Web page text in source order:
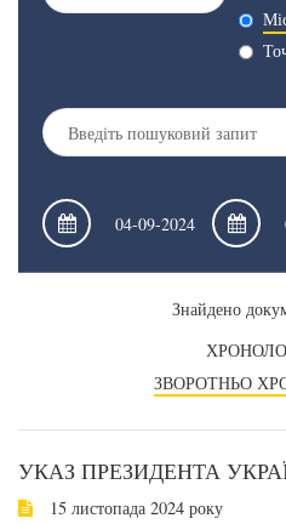
Знайдено
ЗВОРОТНЬО
УКАЗ ПРЕЗИДЕНТА
15 листопада 2024 року